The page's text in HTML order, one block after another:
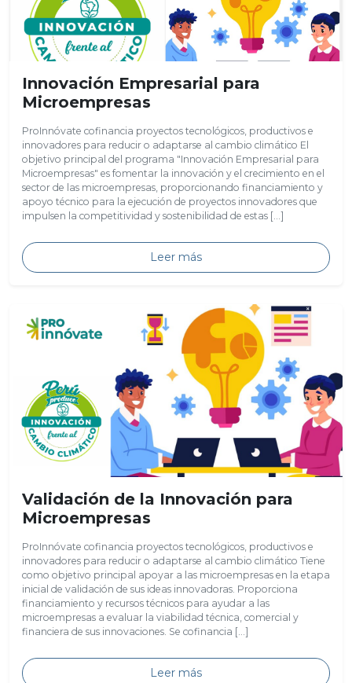
Innovación Empresarial para
Microempresas
ProInnóvate cofinancia proyectos tecnológicos, productivos e
innovadores para reducir o adaptarse al cambio climático El
objetivo principal del programa "Innovación Empresarial para
Microempresas" es fomentar la innovación y el crecimiento en el
sector de las microempresas, proporcionando financiamiento y
apoyo técnico para la ejecución de proyectos innovadores que
impulsen la competitividad y sostenibilidad de estas […]
Leer más
Validación de la Innovación para
Microempresas
ProInnóvate cofinancia proyectos tecnológicos, productivos e
innovadores para reducir o adaptarse al cambio climático Tiene
como objetivo principal apoyar a las microempresas en la etapa
inicial de validación de sus ideas innovadoras. Proporciona
financiamiento y recursos técnicos para ayudar a las
microempresas a evaluar la viabilidad técnica, comercial y
financiera de sus innovaciones. Se cofinancia […]
Leer más